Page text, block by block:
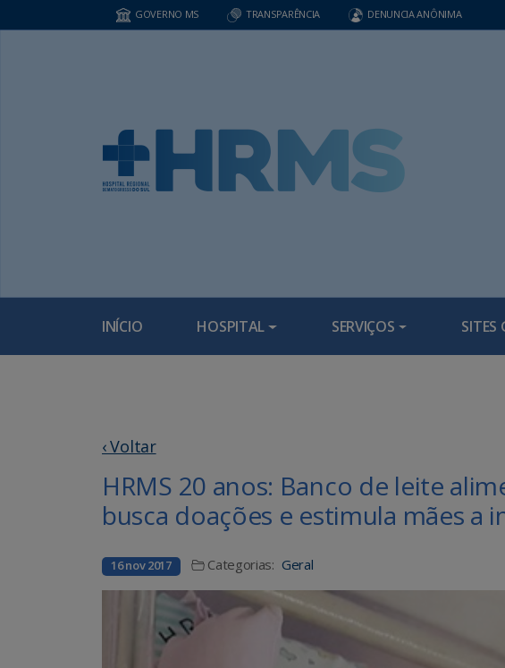
GOVERNO MS TRANSPARÊNCIA DENUNCIA ANÔNIMA
INÍCIO HOSPITAL SERVIÇOS SITES
‹ Voltar
HRMS 20 anos: Banco de leite
busca doações e estimula mães a
16 nov 2017 Categorias: Geral